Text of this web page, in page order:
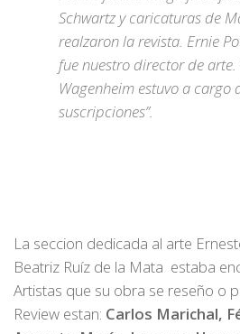
Schwartz y caricaturas de
realzaron la revista. Ernie
fue nuestro director de arte.
Wagenheim estuvo a cargo
suscripciones”.
La seccion dedicada al arte
Beatriz Ruíz de la Mata estaba
Artistas que su obra se reseño o
Review estan: Carlos Marichal,